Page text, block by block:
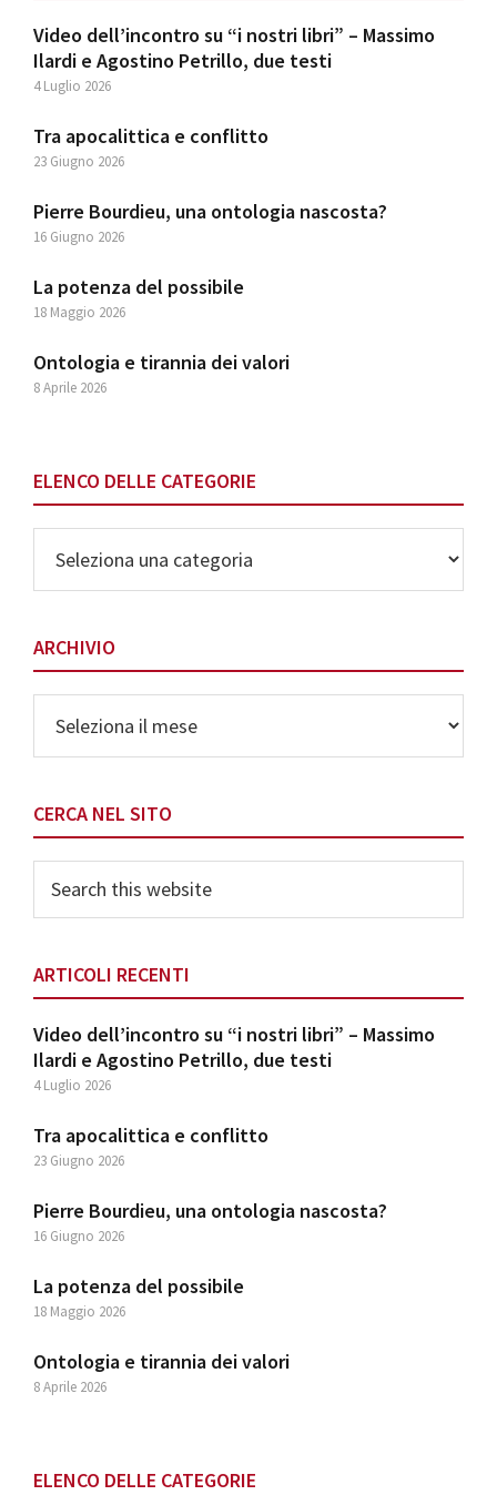
Video dell’incontro su “i nostri libri” – Massimo
Ilardi e Agostino Petrillo, due testi
4 Luglio 2026
Tra apocalittica e conflitto
23 Giugno 2026
Pierre Bourdieu, una ontologia nascosta?
16 Giugno 2026
La potenza del possibile
18 Maggio 2026
Ontologia e tirannia dei valori
8 Aprile 2026
ELENCO DELLE CATEGORIE
delle
Categorie
ARCHIVIO
CERCA NEL SITO
this
ARTICOLI RECENTI
Video dell’incontro su “i nostri libri” – Massimo
Ilardi e Agostino Petrillo, due testi
4 Luglio 2026
Tra apocalittica e conflitto
23 Giugno 2026
Pierre Bourdieu, una ontologia nascosta?
16 Giugno 2026
La potenza del possibile
18 Maggio 2026
Ontologia e tirannia dei valori
8 Aprile 2026
ELENCO DELLE CATEGORIE